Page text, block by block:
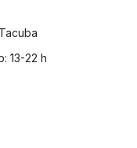
13-22 h